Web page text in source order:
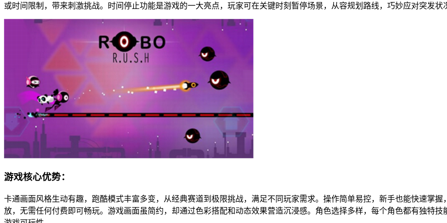
或时间限制，带来刺激挑战。时间停止功能是游戏的一大亮点，玩家可在关键时刻暂停场景，从容规划路线，巧妙应对突发状
游戏核心优势：
卡通画面风格生动有趣，跑酷模式丰富多变，从经典赛道到极限挑战，满足不同玩家需求。操作简单易控，新手也能快速掌
放，无需任何付费即可畅玩。游戏画面虽简约，却通过色彩搭配和动态效果营造沉浸感。角色选择多样，每个角色都有独特